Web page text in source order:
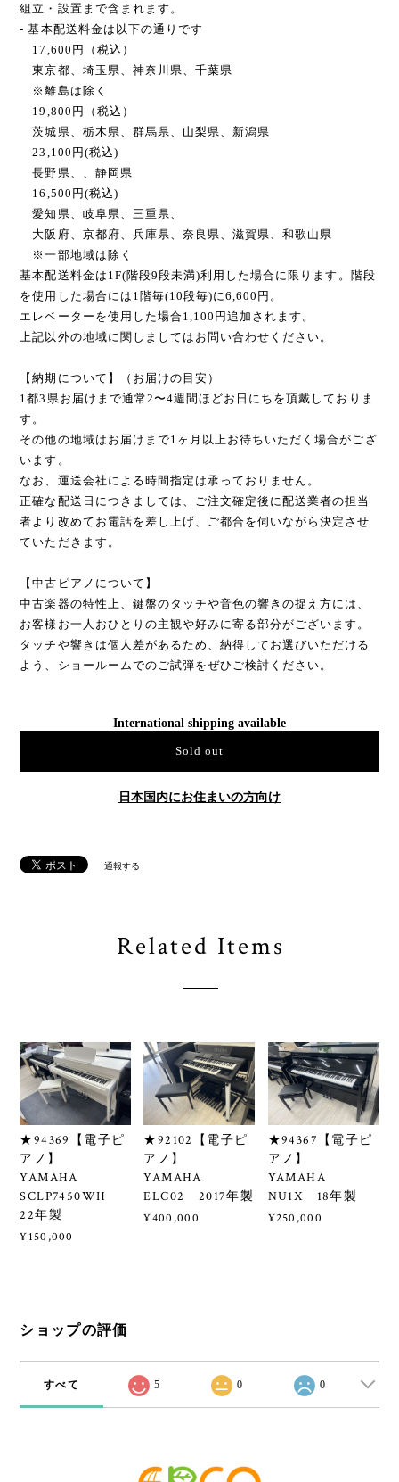
組立・設置まで含まれます。
- 基本配送料金は以下の通りです
17,600円（税込）
東京都、埼玉県、神奈川県、千葉県
※離島は除く
19,800円（税込）
茨城県、栃木県、群馬県、山梨県、新潟県
23,100円(税込)
長野県、、静岡県
16,500円(税込)
愛知県、岐阜県、三重県、
大阪府、京都府、兵庫県、奈良県、滋賀県、和歌山県
※一部地域は除く
基本配送料金は1F(階段9段未満)利用した場合に限ります。階段
を使用した場合には1階毎(10段毎)に6,600円。
エレベーターを使用した場合1,100円追加されます。
上記以外の地域に関しましてはお問い合わせください。
【納期について】（お届けの目安）
1都3県お届けまで通常2〜4週間ほどお日にちを頂戴しておりま
す。
その他の地域はお届けまで1ヶ月以上お待ちいただく場合がござ
います。
なお、運送会社による時間指定は承っておりません。
正確な配送日につきましては、ご注文確定後に配送業者の担当
者より改めてお電話を差し上げ、ご都合を伺いながら決定させ
ていただきます。
【中古ピアノについて】
中古楽器の特性上、鍵盤のタッチや音色の響きの捉え方には、
お客様お一人おひとりの主観や好みに寄る部分がございます。
タッチや響きは個人差があるため、納得してお選びいただける
よう、ショールームでのご試弾をぜひご検討ください。
International shipping available
Sold out
日本国内にお住まいの方向け
通報する
Related Items
★94369【電子ピ
アノ】
YAMAHA
SCLP7450WH
22年製
¥150,000
★92102【電子ピ
アノ】
YAMAHA
ELC02 2017年製
¥400,000
★94367【電子ピ
アノ】
YAMAHA
NU1X 18年製
¥250,000
ショップの評価
すべて 5 0 0